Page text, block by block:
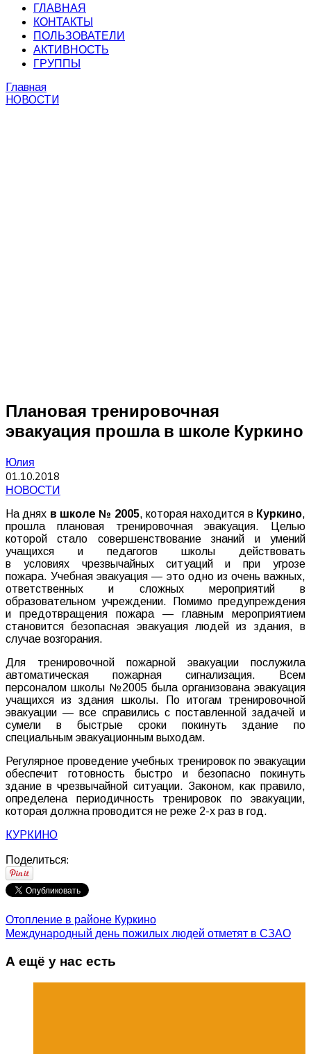
ГЛАВНАЯ
КОНТАКТЫ
ПОЛЬЗОВАТЕЛИ
АКТИВНОСТЬ
ГРУППЫ
Главная
НОВОСТИ
Плановая тренировочная
эвакуация прошла в школе Куркино
Юлия
01.10.2018
НОВОСТИ
На днях в школе № 2005, которая находится в Куркино,
прошла плановая тренировочная эвакуация. Целью
которой стало совершенствование знаний и умений
учащихся и педагогов школы действовать
в условиях чрезвычайных ситуаций и при угрозе
пожара. Учебная эвакуация — это одно из очень важных,
ответственных и сложных мероприятий в
образовательном учреждении. Помимо предупреждения
и предотвращения пожара — главным мероприятием
становится безопасная эвакуация людей из здания, в
случае возгорания.
Для тренировочной пожарной эвакуации послужила
автоматическая пожарная сигнализация. Всем
персоналом школы №2005 была организована эвакуация
учащихся из здания школы. По итогам тренировочной
эвакуации — все справились с поставленной задачей и
сумели в быстрые сроки покинуть здание по
специальным эвакуационным выходам.
Регулярное проведение учебных тренировок по эвакуации
обеспечит готовность быстро и безопасно покинуть
здание в чрезвычайной ситуации. Законом, как правило,
определена периодичность тренировок по эвакуации,
которая должна проводится не реже 2-х раз в год.
КУРКИНО
Поделиться:
Отопление в районе Куркино
Международный день пожилых людей отметят в СЗАО
А ещё у нас есть